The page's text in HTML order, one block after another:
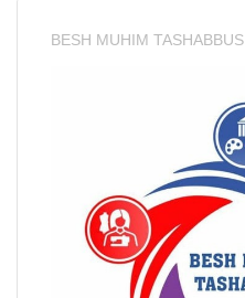
BESH MUHIM TASHABBUS